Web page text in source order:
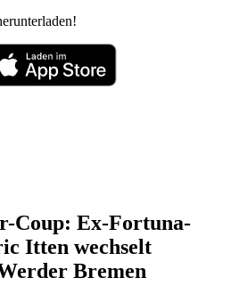
Coup: Ex-Fortuna-
Itten wechselt
Bremen